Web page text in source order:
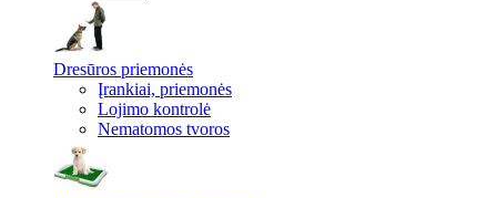
Dresūros priemonės
Įrankiai, priemonės
Lojimo kontrolė
Nematomos tvoros